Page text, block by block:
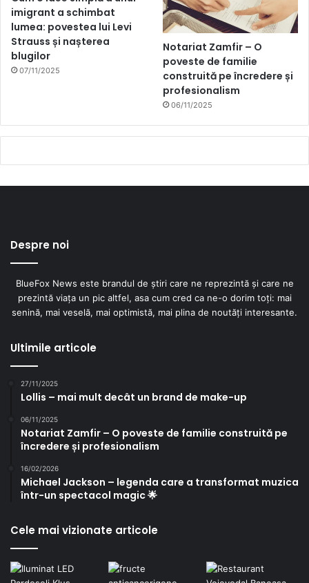
imigrant a schimbat
lumea: povestea lui Levi
Strauss și nașterea
blugilor
07/11/2025
Notariat Zamfir – O
poveste de familie
construită pe încredere și
profesionalism
06/11/2025
Despre noi
BlueFox News este brandul de știri care ne reprezintă și care ne
prezintă viața un pic altfel, asa cum cred ca ne-o dorim toți: mai
senină, mai veselă, mai optimistă, mai plina de noutăți interesante.
Ultimile articole
27/11/2025
Lollis – mai mult decât un brand de make-up
06/11/2025
Notariat Zamfir – O poveste de familie construită pe
încredere și profesionalism
16/02/2026
Michael Jackson – legenda care a transformat muzica
într-un spectacol magic 🌟
Cele mai vizionate articole